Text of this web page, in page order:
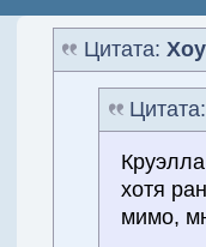
Цитата:
хотя
мимо,